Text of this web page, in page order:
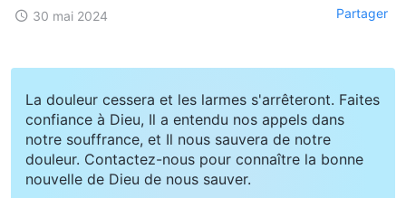
30 mai 2024 Partager
La douleur cessera et les larmes s'arrêteront. Faites
confiance à Dieu, Il a entendu nos appels dans
notre souffrance, et Il nous sauvera de notre
douleur. Contactez-nous pour connaître la bonne
nouvelle de Dieu de nous sauver.